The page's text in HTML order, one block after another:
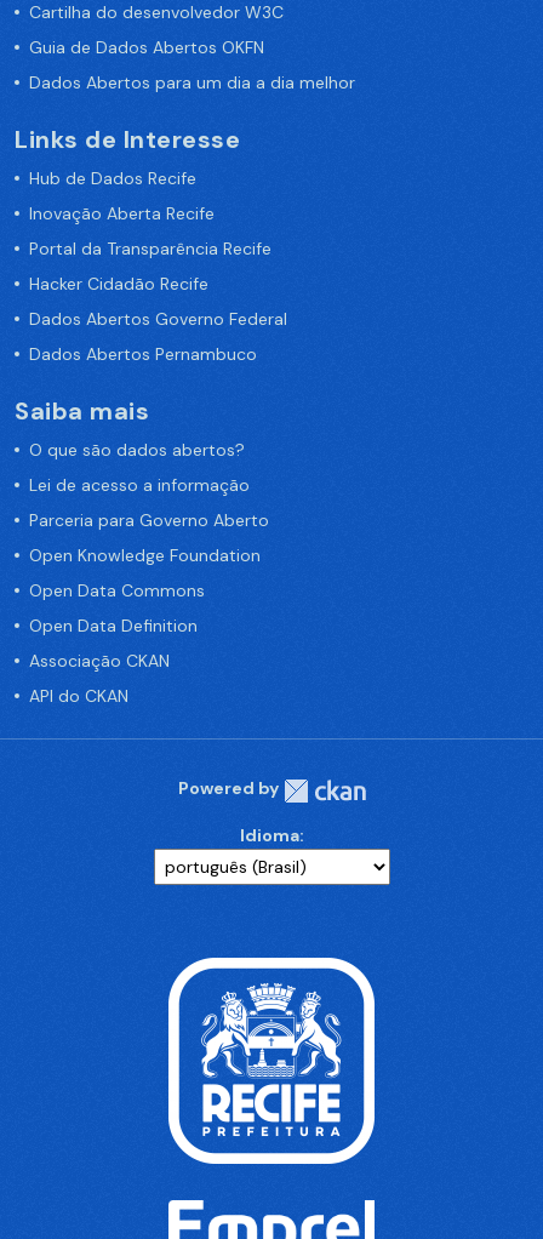
Cartilha do desenvolvedor W3C
Guia de Dados Abertos OKFN
Dados Abertos para um dia a dia melhor
Links de Interesse
Hub de Dados Recife
Inovação Aberta Recife
Portal da Transparência Recife
Hacker Cidadão Recife
Dados Abertos Governo Federal
Dados Abertos Pernambuco
Saiba mais
O que são dados abertos?
Lei de acesso a informação
Parceria para Governo Aberto
Open Knowledge Foundation
Open Data Commons
Open Data Definition
Associação CKAN
API do CKAN
Powered by
Idioma